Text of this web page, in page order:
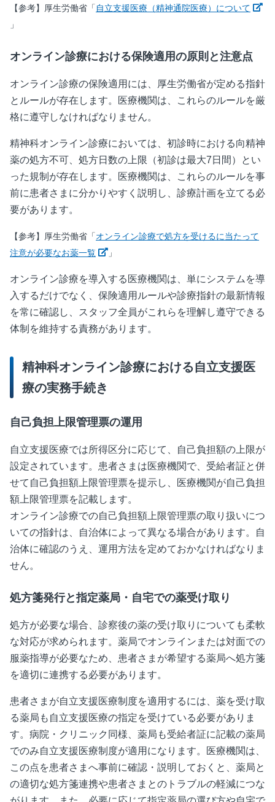
【参考】厚生労働省「 自立支援医療（精神通院医療）について
新しいウィンドウで開く
」
オンライン診療における保険適用の原則と注意点
オンライン診療の保険適用には、厚生労働省が定める指針
とルールが存在します。医療機関は、これらのルールを厳
格に遵守しなければなりません。
精神科オンライン診療においては、初診時における向精神
薬の処方不可、処方日数の上限（初診は最大7 日間）とい
った規制が存在します。医療機関は、これらのルールを事
前に患者さまに分かりやすく説明し、診療計画を立てる必
要があります。
【参考】厚生労働省「オンライン診療で処方を受けるに当たって
注意が必要なお薬一覧
新しいウィンドウで開く
」
オンライン診療を導入する医療機関は、単にシステムを導
入するだけでなく、保険適用ルールや診療指針の最新情報
を常に確認し、スタッフ全員がこれらを理解し遵守できる
体制を維持する責務があります。
精神科オンライン診療における自立支援医
療の実務手続き
自己負担上限管理票の運用
自立支援医療では所得区分に応じて、自己負担額の上限が
設定されています。患者さまは医療機関で、受給者証と併
せて自己負担額上限管理票を提示し、医療機関が自己負担
額上限管理票を記載します。
オンライン診療での自己負担額上限管理票の取り扱いにつ
いての指針は、自治体によって異なる場合があります。自
治体に確認のうえ、運用方法を定めておかなければなりま
せん。
処方箋発行と指定薬局・自宅での薬受け取り
処方が必要な場合、診察後の薬の受け取りについても柔軟
な対応が求められます。薬局でオンラインまたは対面での
服薬指導が必要なため、患者さまが希望する薬局へ処方箋
を適切に連携する必要があります。
患者さまが自立支援医療制度を適用するには、薬を受け取
る薬局も自立支援医療の指定を受けている必要がありま
す。病院・クリニック同様、薬局も受給者証に記載の薬局
でのみ自立支援医療制度が適用になります。医療機関は、
この点を患者さまへ事前に確認・説明しておくと、薬局と
の適切な処方箋連携や患者さまとのトラブルの軽減につな